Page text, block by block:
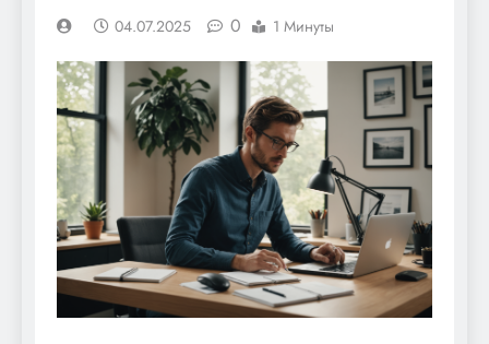
04.07.2025 0 1 Минуты